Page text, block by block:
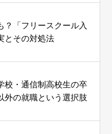
？「フリースクール入
とその対処法
校・通信制高校生の卒
外の就職という選択肢